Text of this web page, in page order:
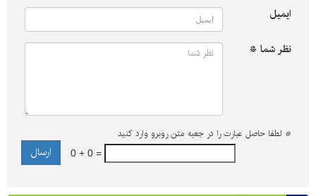
ایمیل
نظر شما *
* لطفا حاصل عبارت را در جعبه متن روبرو وارد کنید
0 + 0 =